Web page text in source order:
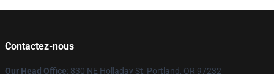
Contactez-nous
Our Head Office: 830 NE Holladay St, Portland, OR 97232